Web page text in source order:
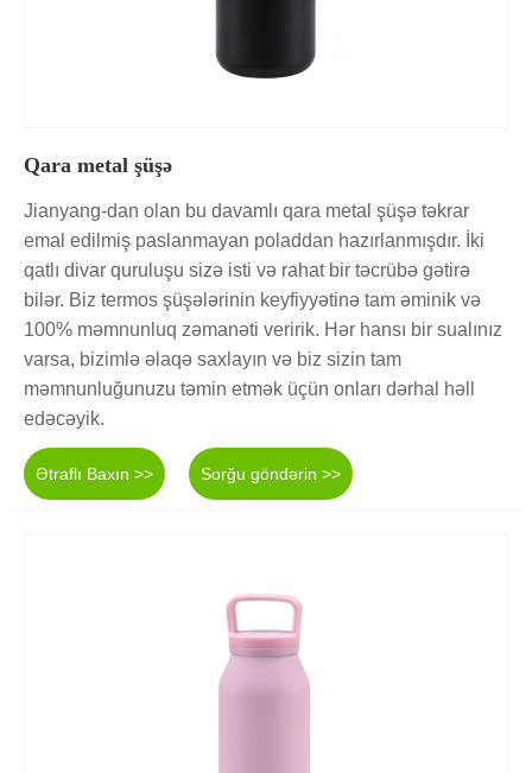
Qara metal şüşə
Jianyang-dan olan bu davamlı qara metal şüşə təkrar
emal edilmiş paslanmayan poladdan hazırlanmışdır. İki
qatlı divar quruluşu sizə isti və rahat bir təcrübə gətirə
bilər. Biz termos şüşələrinin keyfiyyətinə tam əminik və
100% məmnunluq zəmanəti veririk. Hər hansı bir sualınız
varsa, bizimlə əlaqə saxlayın və biz sizin tam
məmnunluğunuzu təmin etmək üçün onları dərhal həll
edəcəyik.
Ətraflı Baxın >> Sorğu göndərin >>